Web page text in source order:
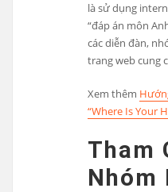
là sử dụng
“đáp án môn
các diễn đàn,
trang web cung
Xem thêm
“Where Is Your
Tham
Nhóm